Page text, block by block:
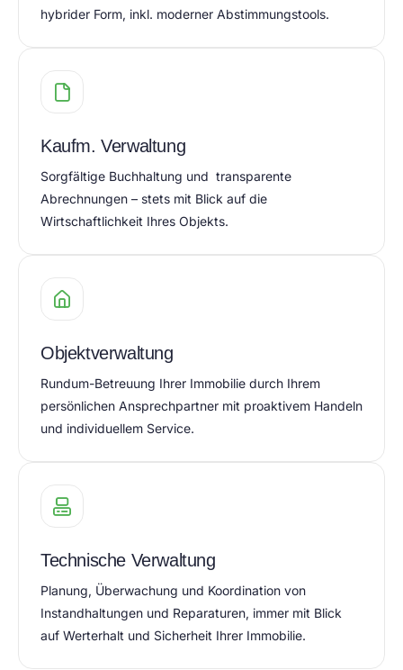
hybrider Form, inkl. moderner Abstimmungstools.
Kaufm. Verwaltung
Sorgfältige Buchhaltung und transparente
Abrechnungen – stets mit Blick auf die
Wirtschaftlichkeit Ihres Objekts.
Objektverwaltung
Rundum-Betreuung Ihrer Immobilie durch Ihrem
persönlichen Ansprechpartner mit proaktivem Handeln
und individuellem Service.
Technische Verwaltung
Planung, Überwachung und Koordination von
Instandhaltungen und Reparaturen, immer mit Blick
auf Werterhalt und Sicherheit Ihrer Immobilie.